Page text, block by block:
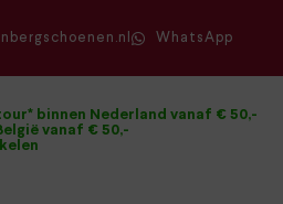
WhatsApp
binnen Nederland vanaf € 50,-
vanaf € 50,-